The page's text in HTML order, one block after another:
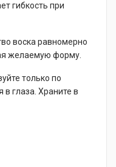
гибкость при
воска равномерно
желаемую форму.
только по
глаза. Храните в